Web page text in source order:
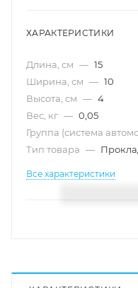
ХАРАКТЕРИСТИКИ
Длина, см — 15
Ширина, см — 10
Высота, см — 4
Вес, кг — 0,05
Группа (система
Тип товара —
Все характеристики